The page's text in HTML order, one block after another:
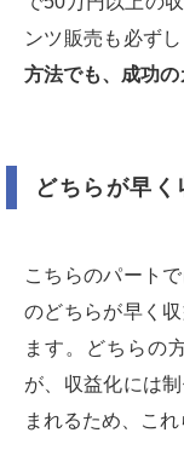
ンツ販売も必ず
方法でも、成功の
どちらが早く
こちらのパート
のどちらが早く
ます。どちらの
が、収益化には
まれるため、こ